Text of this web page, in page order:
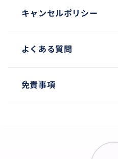
キャンセルポリシー
よくある質問
免責事項